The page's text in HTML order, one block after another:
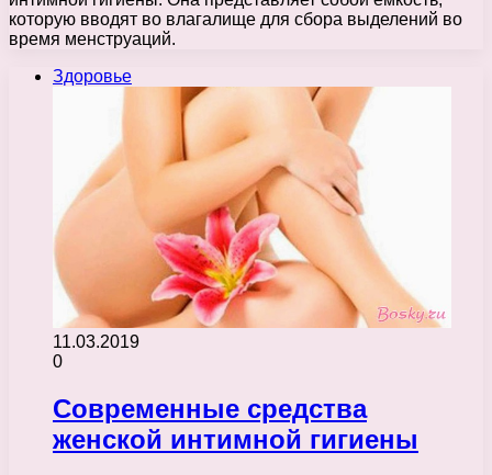
которую вводят во влагалище для сбора выделений во
время менструаций.
Здоровье
11.03.2019
0
Современные средства
женской интимной гигиены